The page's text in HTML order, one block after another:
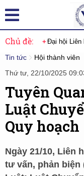
Chủ đề: Đại hội Liên
Tin tức
Hội thành viên
Thứ tư, 22/10/2025
Tuyên
Luật
Quy hoạch
Ngày 21/10, Liên
tư vấn, phản biện